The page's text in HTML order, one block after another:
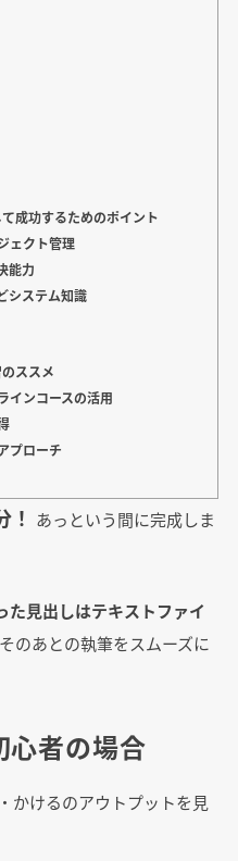
成功するためのポイント
ェクト管理
能力
システム知識
ススメ
インコースの活用
プローチ
！ あっという間に完成しま
た見出しはテキストファイ
のあとの執筆をスムーズに
心者の場合
かけるのアウトプットを見